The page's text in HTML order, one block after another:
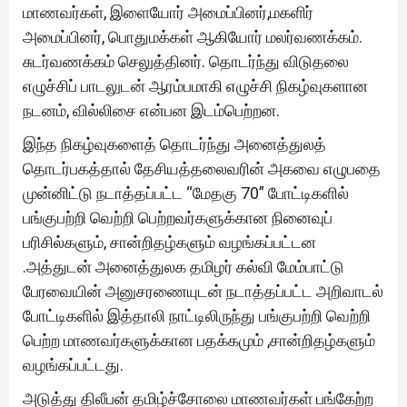
மாணவர்கள், இளையோர் அமைப்பினர்,மகளிர்
அமைப்பினர், பொதுமக்கள் ஆகியோர் மலர்வணக்கம்.
சுடர்வணக்கம் செலுத்தினர். தொடர்ந்து விடுதலை
எழுச்சிப் பாடலுடன் ஆரம்பமாகி எழுச்சி நிகழ்வுகளான
நடனம், வில்லிசை என்பன இடம்பெற்றன.
இந்த நிகழ்வுகளைத் தொடர்ந்து அனைத்துலத்
தொடர்பகத்தால் தேசியத்தலைவரின் அகவை எழுபதை
முன்னிட்டு நடாத்தப்பட்ட “மேதகு 70” போட்டிகளில்
பங்குபற்றி வெற்றி பெற்றவர்களுக்கான நினைவுப்
பரிசில்களும், சான்றிதழ்களும் வழங்கப்பட்டன
.அத்துடன் அனைத்துலக தமிழர் கல்வி மேம்பாட்டு
பேரவையின் அனுசரணையுடன் நடாத்தப்பட்ட அறிவாடல்
போட்டிகளில் இத்தாலி நாட்டிலிருந்து பங்குபற்றி வெற்றி
பெற்ற மாணவர்களுக்கான பதக்கமும் ,சான்றிதழ்களும்
வழங்கப்பட்டது.
அடுத்து திலீபன் தமிழ்ச்சோலை மாணவர்கள் பங்கேற்ற